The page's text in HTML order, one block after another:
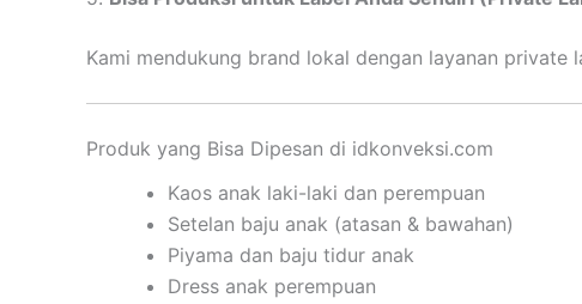
Kami mendukung brand lokal dengan layanan
Produk yang Bisa Dipesan di idkonveksi.com
Kaos anak laki-laki dan perempuan
Setelan baju anak (atasan & bawahan)
Piyama dan baju tidur anak
Dress anak perempuan